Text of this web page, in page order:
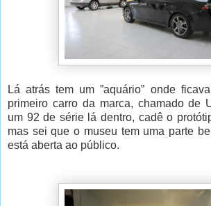
Lá atrás tem um ”aquário” onde
primeiro carro da marca, chamado de
um 92 de série lá dentro, cadê o
mas sei que o museu tem uma parte
está aberta ao público.